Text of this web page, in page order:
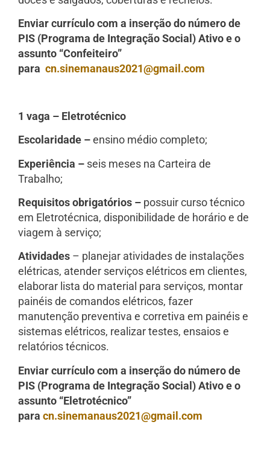
Enviar currículo com a inserção do número de
PIS (Programa de Integração Social) Ativo e o
assunto “Confeiteiro”
para cn.sinemanaus2021@gmail.com
1 vaga – Eletrotécnico
Escolaridade –ensino médio completo;
Experiência – seis meses na Carteira de
Trabalho;
Requisitos obrigatórios – possuir curso técnico
em Eletrotécnica, disponibilidade de horário e de
viagem à serviço;
Atividades – planejar atividades de instalações
elétricas, atender serviços elétricos em clientes,
elaborar lista do material para serviços, montar
painéis de comandos elétricos, fazer
manutenção preventiva e corretiva em painéis e
sistemas elétricos, realizar testes, ensaios e
relatórios técnicos.
Enviar currículo com a inserção do número de
PIS (Programa de Integração Social) Ativo e o
assunto “Eletrotécnico”
para cn.sinemanaus2021@gmail.com